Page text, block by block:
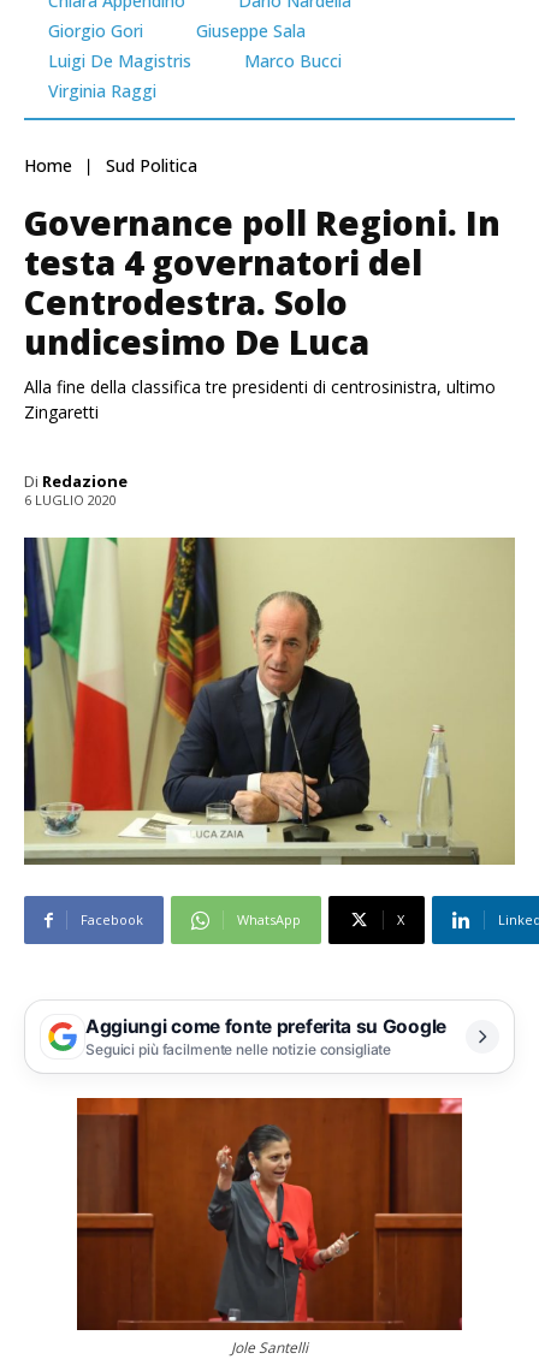
Giorgio Gori
Giuseppe Sala
Luigi De Magistris
Marco Bucci
Virginia Raggi
Home Sud Politica
Governance poll Regioni. In
testa 4 governatori del
Centrodestra. Solo
undicesimo De Luca
Alla fine della classifica tre presidenti di centrosinistra, ultimo
Zingaretti
Di Redazione
6 LUGLIO 2020
Facebook WhatsApp X
Aggiungi come fonte preferita su Google
Seguici più facilmente nelle notizie consigliate
Jole Santelli